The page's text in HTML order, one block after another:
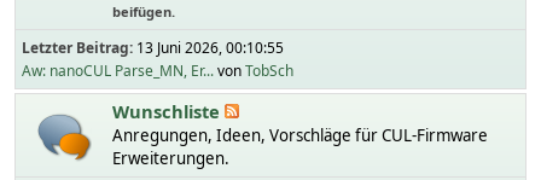
beifügen.
Letzter Beitrag: 13 Juni 2026, 00:10:55
Aw: nanoCUL Parse_MN, Er...vonTobSch
Wunschliste
Anregungen, Ideen, Vorschläge für CUL-Firmware
Erweiterungen.